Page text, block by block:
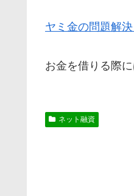
ヤミ金の問題解
お金を借りる際
ネット融資